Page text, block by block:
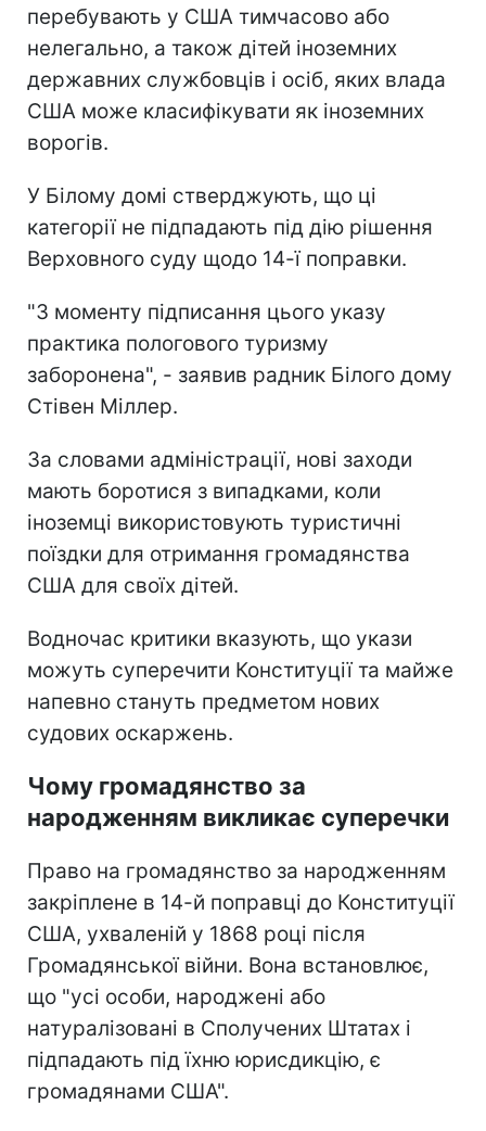
перебувають у США тимчасово або
нелегально, а також дітей іноземних
державних службовців і осіб, яких влада
США може класифікувати як іноземних
ворогів.
У Білому домі стверджують, що ці
категорії не підпадають під дію рішення
Верховного суду щодо 14-ї поправки.
"З моменту підписання цього указу
практика пологового туризму
заборонена", - заявив радник Білого дому
Стівен Міллер.
За словами адміністрації, нові заходи
мають боротися з випадками, коли
іноземці використовують туристичні
поїздки для отримання громадянства
США для своїх дітей.
Водночас критики вказують, що укази
можуть суперечити Конституції та майже
напевно стануть предметом нових
судових оскаржень.
Чому громадянство за
народженням викликає суперечки
Право на громадянство за народженням
закріплене в 14-й поправці до Конституції
США, ухваленій у 1868 році після
Громадянської війни. Вона встановлює,
що "усі особи, народжені або
натуралізовані в Сполучених Штатах і
підпадають під їхню юрисдикцію, є
громадянами США".